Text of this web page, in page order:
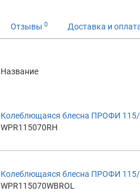
Отзывы 0 Доставка и
Название
Колеблющаяся блесна ПРОФИ 115/
WPR115070RH
Колеблющаяся блесна ПРОФИ 115/
WPR115070WBROL